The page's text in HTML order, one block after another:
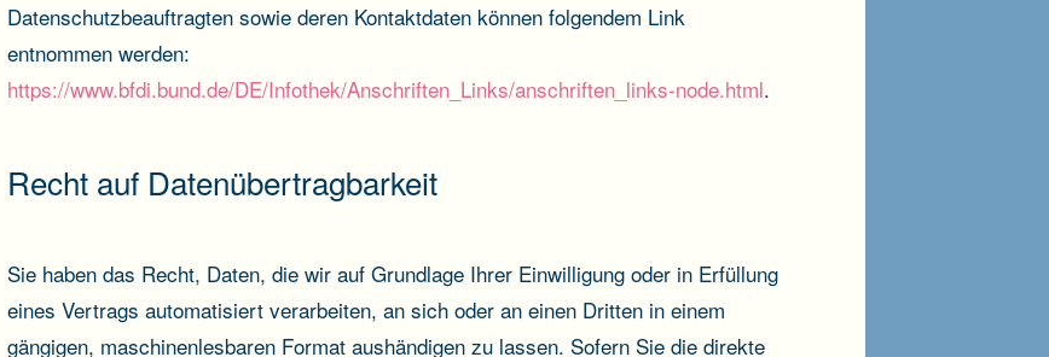
Datenschutzbeauftragten sowie deren Kontaktdaten können folgendem Link
entnommen werden:
https://www.bfdi.bund.de/DE/Infothek/Anschriften_Links/anschriften_links-node.html.
Recht auf Datenübertragbarkeit
Sie haben das Recht, Daten, die wir auf Grundlage Ihrer Einwilligung oder in Erfüllung
eines Vertrags automatisiert verarbeiten, an sich oder an einen Dritten in einem
gängigen, maschinenlesbaren Format aushändigen zu lassen. Sofern Sie die direkte